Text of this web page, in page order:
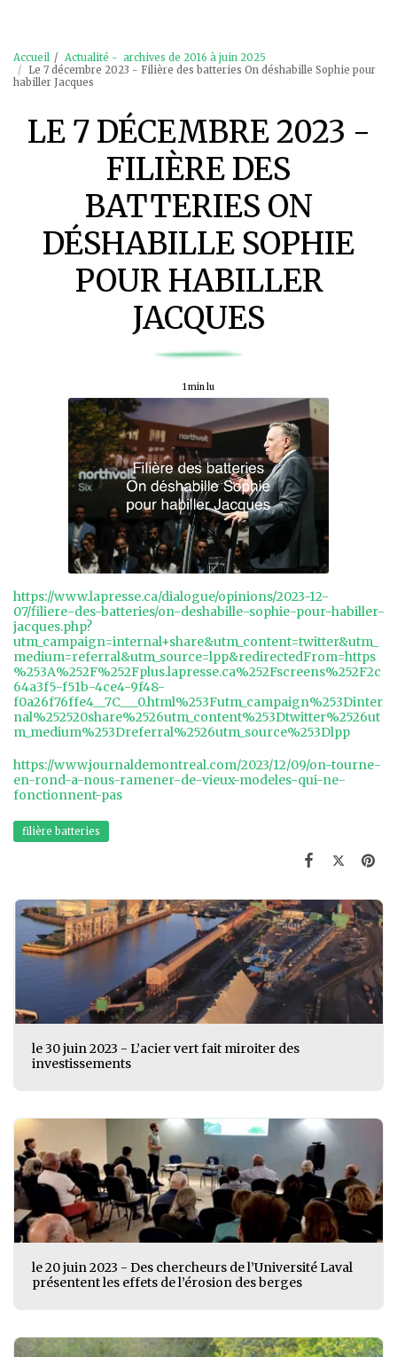
Accueil
Actualité - archives de 2016 à juin 2025
Le 7 décembre 2023 - Filière des batteries On déshabille Sophie pour
habiller Jacques
LE 7 DÉCEMBRE 2023 -
FILIÈRE DES
BATTERIES ON
DÉSHABILLE SOPHIE
POUR HABILLER
JACQUES
1 min lu
https://www.lapresse.ca/dialogue/opinions/2023-12-
07/filiere-des-batteries/on-deshabille-sophie-pour-habiller-
jacques.php?
utm_campaign=internal+share&utm_content=twitter&utm_
medium=referral&utm_source=lpp&redirectedFrom=https
%253A%252F%252Fplus.lapresse.ca%252Fscreens%252F2c
64a3f5-f51b-4ce4-9f48-
f0a26f76ffe4__7C___0.html%253Futm_campaign%253Dinter
nal%252520share%2526utm_content%253Dtwitter%2526ut
m_medium%253Dreferral%2526utm_source%253Dlpp
https://www.journaldemontreal.com/2023/12/09/on-tourne-
en-rond-a-nous-ramener-de-vieux-modeles-qui-ne-
fonctionnent-pas
filière batteries
le 30 juin 2023 - L’acier vert fait miroiter des
investissements
le 20 juin 2023 - Des chercheurs de l’Université Laval
présentent les effets de l’érosion des berges